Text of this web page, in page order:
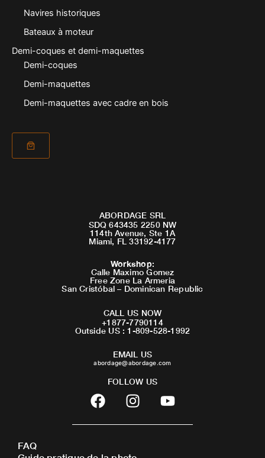
Navires historiques
Bateaux à moteur
Demi-coques et demi-maquettes
Demi-coques
Demi-maquettes
Demi-maquettes avec cadre en bois
ABORDAGE SRL
SDQ 643435 2250 NW
114th Avenue, Ste 1A
Miami, FL 33192-4177
Workshop:
Calle Maximo Gomez
Free Zone La Armeria
San Cristóbal – Dominican Republic
CALL US NOW
+1877-7790114
Outside US : 1-809-528-1992
EMAIL US
abordage@abordage.com
FOLLOW US
F
a
c
b
I
n
s
a
Y
o
u
FAQ